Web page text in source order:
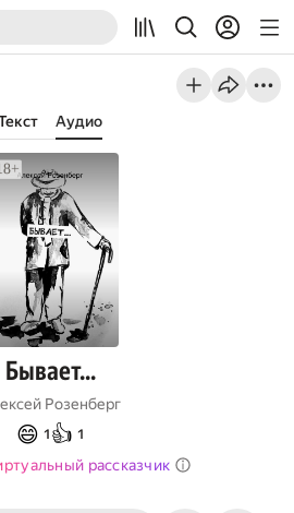
Аудио
Бывает…
Розенберг
😄 1 👍 1
рассказчик